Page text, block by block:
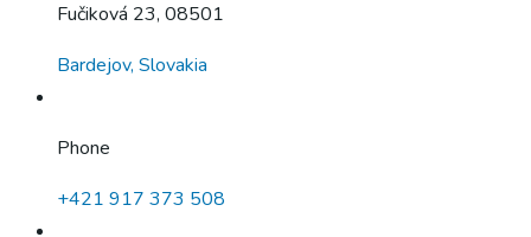
Fučiková 23, 08501
Bardejov, Slovakia
Phone
+421 917 373 508